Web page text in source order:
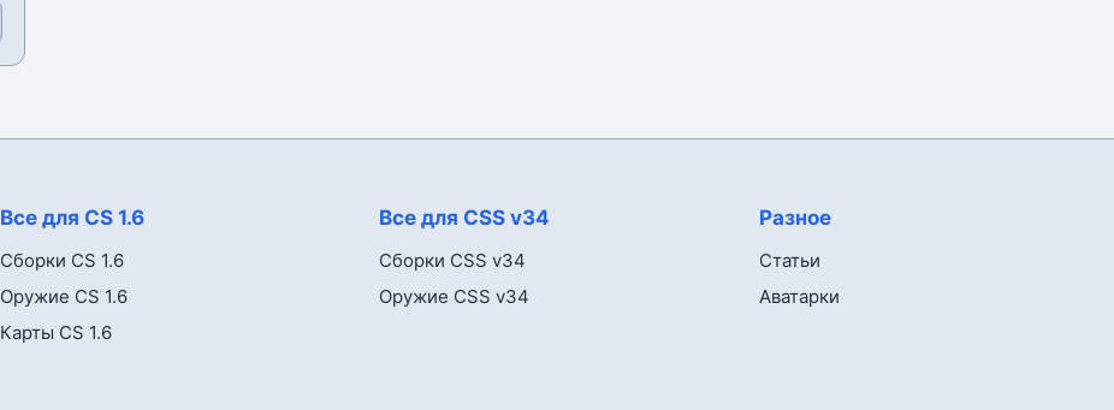
Все для CS 1.6
Сборки CS 1.6
Оружие CS 1.6
Карты CS 1.6
Все для CSS v34
Сборки CSS v34
Оружие CSS v34
Разное
Статьи
Аватарки